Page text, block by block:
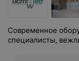
Современное
специалисты,